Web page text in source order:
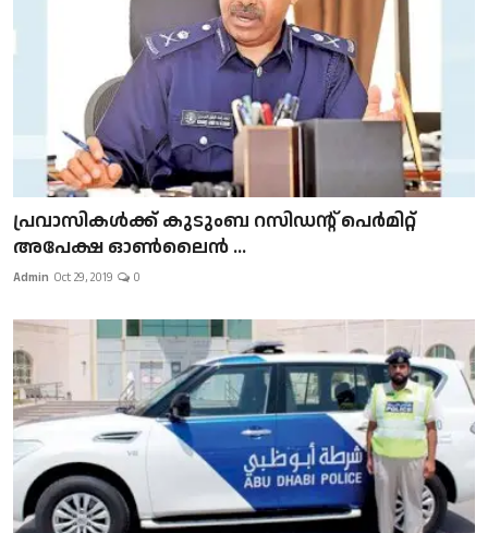
പ്രവാസികള്‍ക്ക് കുടുംബ റസിഡന്റ് പെർമിറ്റ്
അപേക്ഷ ഓൺലൈൻ ...
Admin Oct 29, 2019 0